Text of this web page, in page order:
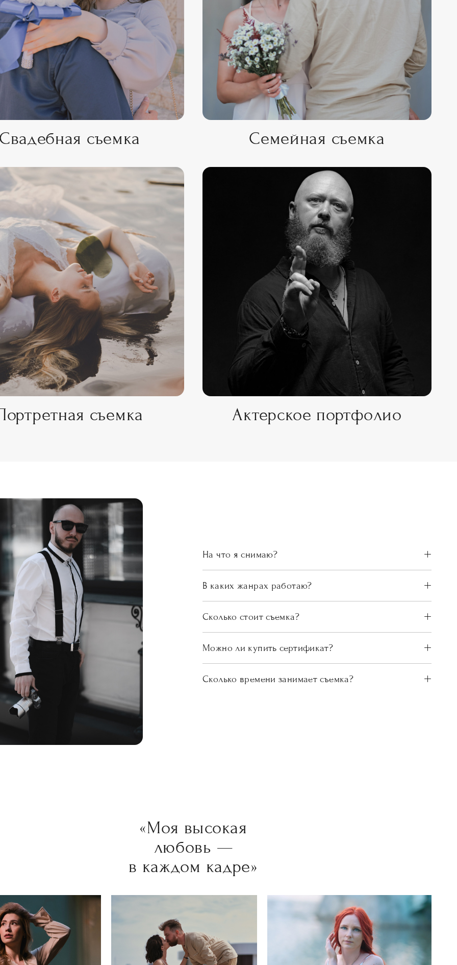
съемка Семейная съемка
съемка Актерское портфолио
На что я снимаю?
В каких жанрах работаю?
Сколько стоит съемка?
Можно ли купить сертификат?
Сколько времени занимает съемка?
«Моя высокая
любовь —
в каждом кадре»